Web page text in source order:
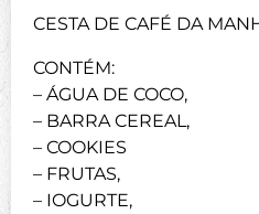
CESTA DE CAFÉ DA
CONTÉM:
– ÁGUA DE COCO,
– BARRA CEREAL,
– COOKIES
– FRUTAS,
– IOGURTE,